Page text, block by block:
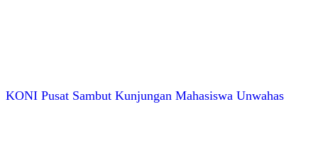
KONI Pusat Sambut Kunjungan Mahasiswa Unwahas